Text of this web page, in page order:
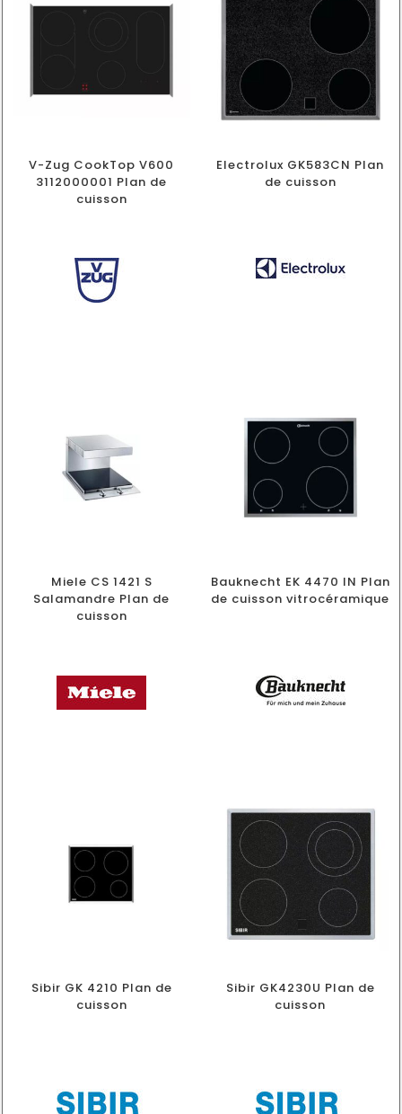
V-Zug CookTop V600
3112000001 Plan de
cuisson
Electrolux GK583CN Plan
de cuisson
Miele CS 1421 S
Salamandre Plan de
cuisson
Bauknecht EK 4470 IN Plan
de cuisson vitrocéramique
Sibir GK 4210 Plan de
cuisson
Sibir GK4230U Plan de
cuisson